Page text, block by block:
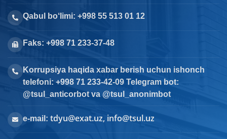
Qabul bo‘limi: +998 55 513 01 12
Faks: +998 71 233-37-48
Korrupsiya haqida xabar berish uchun ishonch
telefoni: +998 71 233-42-09 Telegram bot:
@tsul_anticorbot va @tsul_anonimbot
e-mail: tdyu@exat.uz, info@tsul.uz